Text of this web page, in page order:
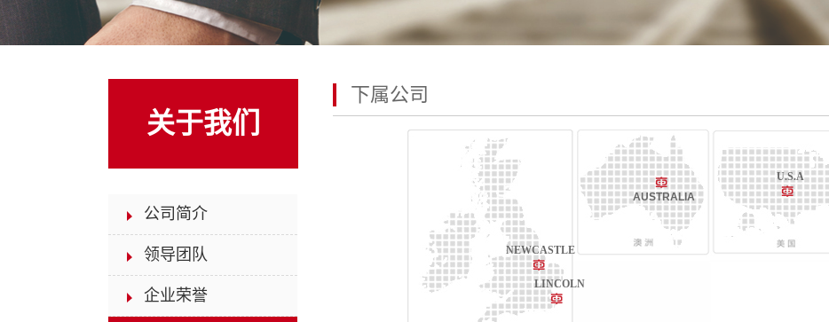
关于我们
公司简介
领导团队
企业荣誉
下属公司
NEWCASTLE
LINCOLN
AUSTRALIA
U.S.A